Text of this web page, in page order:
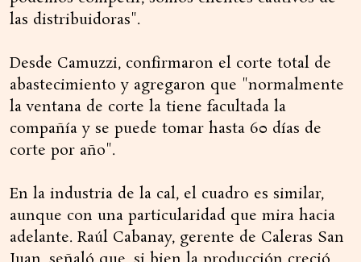
las distribuidoras".
Desde Camuzzi, confirmaron el corte total de
abastecimiento y agregaron que "normalmente
la ventana de corte la tiene facultada la
compañía y se puede tomar hasta 60 días de
corte por año".
En la industria de la cal, el cuadro es similar,
aunque con una particularidad que mira hacia
adelante. Raúl Cabanay, gerente de Caleras San